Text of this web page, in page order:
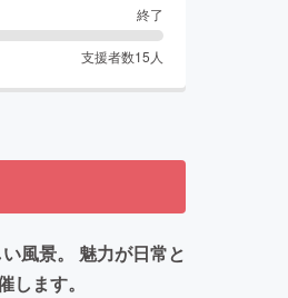
終了
支援者数15 人
風景。 魅力が日常と
ます。